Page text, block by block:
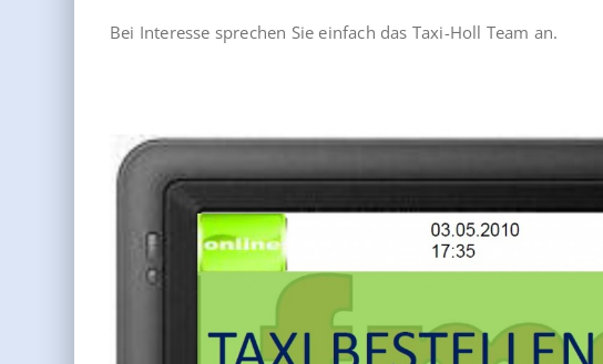
Bei Interesse sprechen Sie einfach das Taxi-Holl Team an.